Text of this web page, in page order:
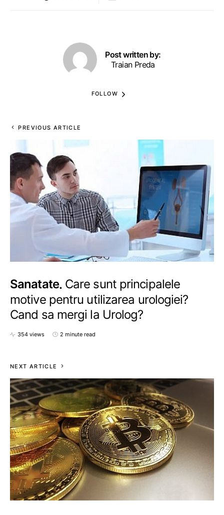
Post written by:
Traian Preda
FOLLOW
PREVIOUS ARTICLE
Sanatate Care sunt principalele
motive pentru utilizarea urologiei?
Cand sa mergi la Urolog?
354 views 2 minute read
NEXT ARTICLE